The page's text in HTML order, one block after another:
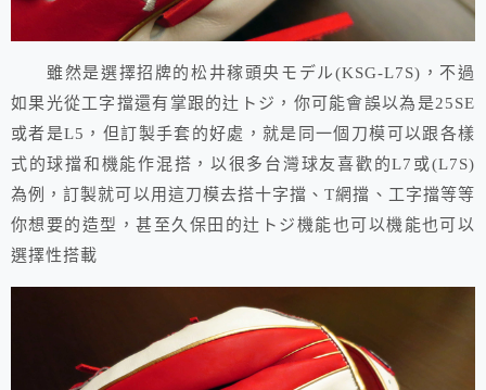
雖然是選擇招牌的松井稼頭央モデル(KSG-L7S)，不過
如果光從工字擋還有掌跟的辻トジ，你可能會誤以為是25SE
或者是L5，但訂製手套的好處，就是同一個刀模可以跟各樣
式的球擋和機能作混搭，以很多台灣球友喜歡的L7或(L7S)
為例，訂製就可以用這刀模去搭十字擋、T網擋、工字擋等等
你想要的造型，甚至久保田的辻トジ機能也可以機能也可以
選擇性搭載